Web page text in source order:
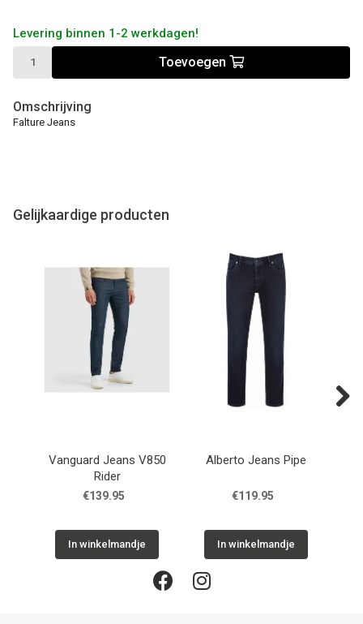
Levering binnen 1-2 werkdagen!
Toevoegen
Omschrijving
Falture Jeans
Gelijkaardige producten
Jeans V850
Alberto Jeans Pipe
In winkelmandje
Alberto Jeans Pipe
In winkelmandje